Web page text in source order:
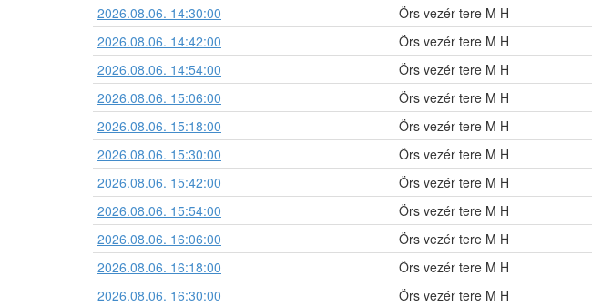
2026.08.06. 14:30:00
Örs vezér tere M H
2026.08.06. 14:42:00
Örs vezér tere M H
2026.08.06. 14:54:00
Örs vezér tere M H
2026.08.06. 15:06:00
Örs vezér tere M H
2026.08.06. 15:18:00
Örs vezér tere M H
2026.08.06. 15:30:00
Örs vezér tere M H
2026.08.06. 15:42:00
Örs vezér tere M H
2026.08.06. 15:54:00
Örs vezér tere M H
2026.08.06. 16:06:00
Örs vezér tere M H
2026.08.06. 16:18:00
Örs vezér tere M H
2026.08.06. 16:30:00
Örs vezér tere M H